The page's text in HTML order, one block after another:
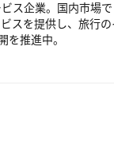
ス企業。国内市場
スを提供し、旅行
を推進中。